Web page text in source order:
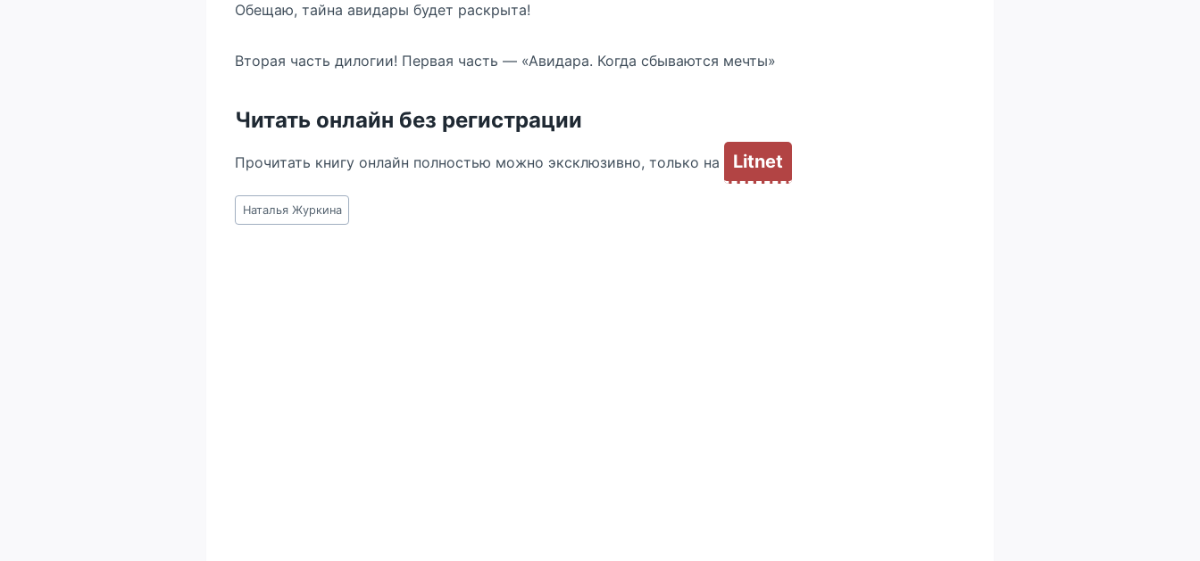
Обещаю, тайна авидары будет раскрыта!
Вторая часть дилогии! Первая часть — «Авидара. Когда сбываются мечты»
Читать онлайн без регистрации
Прочитать книгу онлайн полностью можно эксклюзивно, только на Litnet
Метки
записи:
Наталья Журкина